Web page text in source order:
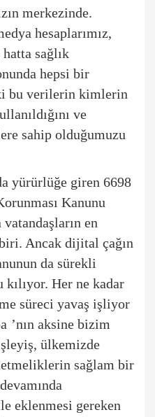
merkezinde.
hesaplarımız,
sağlık
hepsi bir
bu verilerin kimlerin
ve
sahip olduğumuzu
yürürlüğe giren 6698
Kanunu
n en
Ancak dijital çağın
da sürekli
Her ne kadar
süreci yavaş işliyor
’nın aksine bizim
ülkemizde
sağlam bir
eklenmesi gereken